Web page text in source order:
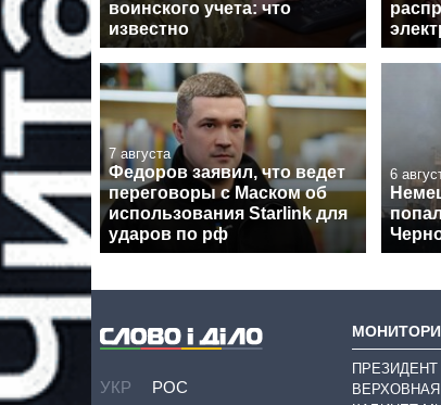
воинского учета: что
известно
7 августа
Федоров заявил, что ведет
переговоры с Маском об
использования Starlink для
ударов по рф
6
УКР РОС